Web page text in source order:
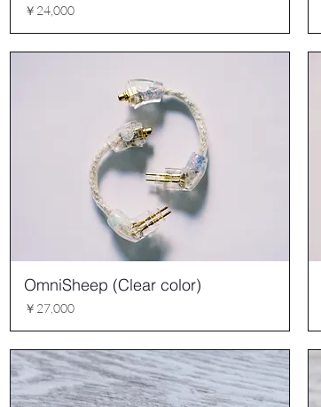
価格
￥24,000
OmniSheep (Clear color)
価格
￥27,000